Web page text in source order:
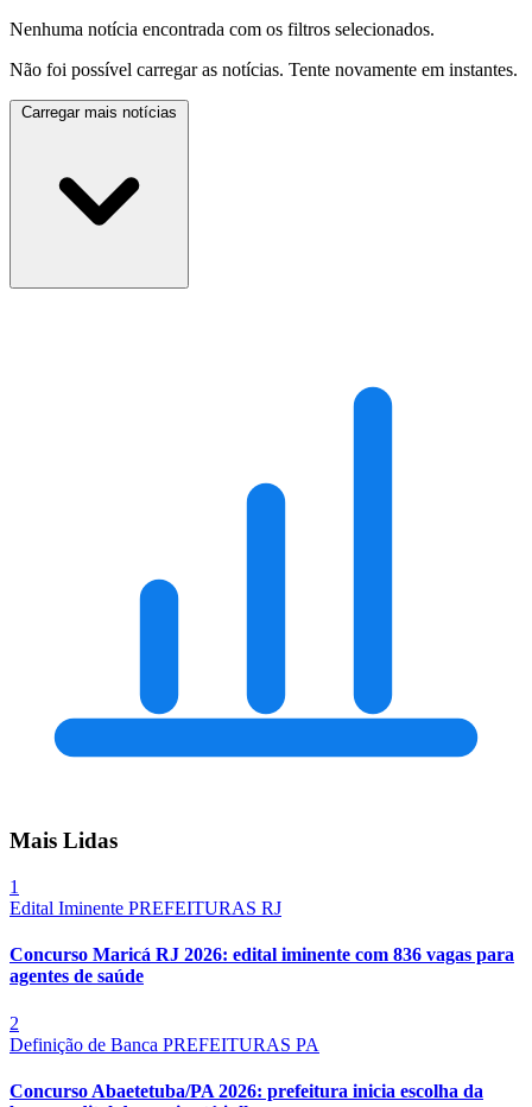
Nenhuma notícia encontrada com os filtros selecionados.
Não foi possível carregar as notícias. Tente novamente em instantes.
Mais Lidas
1
Edital Iminente PREFEITURAS RJ
Concurso Maricá RJ 2026: edital iminente com 836 vagas para
agentes de saúde
2
Definição de Banca PREFEITURAS PA
Concurso Abaetetuba/PA 2026: prefeitura inicia escolha da